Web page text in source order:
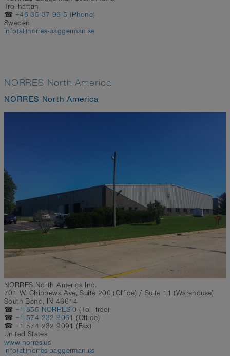
Trollhättan
☎ +46 35 37 96 5 (Phone)
Sweden
info(at)norres-baggerman.se
NORRES North America
NORRES North America
NORRES North America Inc.
701 W. Chippewa Ave, Suite 200 (Office) / Suite 11 (Warehouse)
South Bend, IN 46614
☎ +1 855 NORRES 0 (Toll free)
☎ +1 574 232 9061 (Office)
☎ +1 574 232 9091 (Fax)
United States
www.norres.us
info(at)norres-baggerman.us